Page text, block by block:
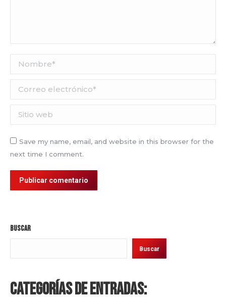
Nombre *
Correo electrónico *
Sitio web
Save my name, email, and website in this browser for the
next time I comment.
Publicar comentario
Buscar
Buscar
Categorías de entradas: